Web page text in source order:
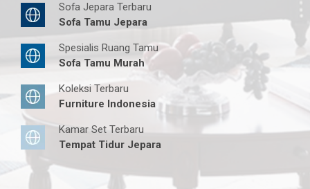
Sofa Jepara Terbaru
Sofa Tamu Jepara
Spesialis Ruang Tamu
Sofa Tamu Murah
Koleksi Terbaru
Furniture Indonesia
Kamar Set Terbaru
Tempat Tidur Jepara